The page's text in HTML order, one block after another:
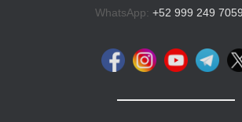
WhatsApp: +52 999 249 7059